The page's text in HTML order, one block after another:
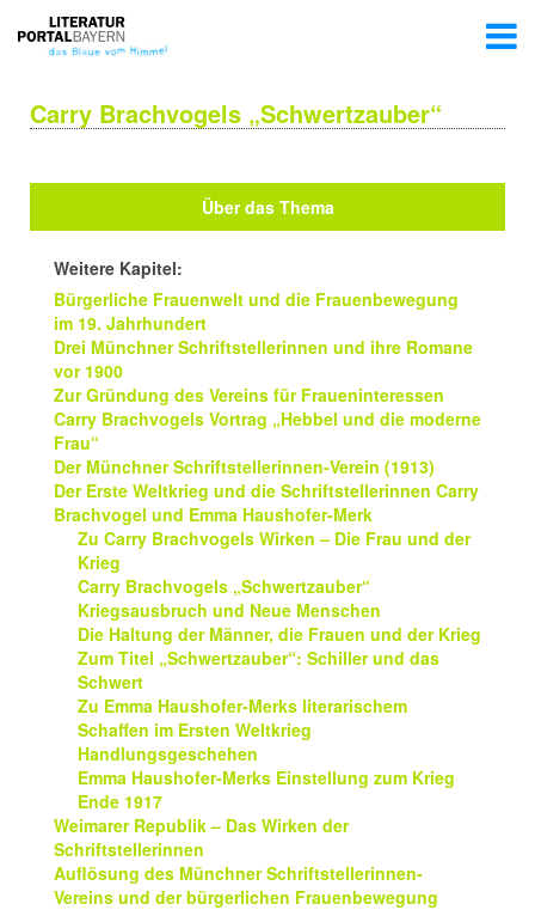
Carry Brachvogels „Schwertzauber“
Über das Thema
Weitere Kapitel:
Bürgerliche Frauenwelt und die Frauenbewegung
im 19. Jahrhundert
Drei Münchner Schriftstellerinnen und ihre Romane
vor 1900
Zur Gründung des Vereins für Fraueninteressen
Carry Brachvogels Vortrag „Hebbel und die moderne
Frau“
Der Münchner Schriftstellerinnen-Verein (1913)
Der Erste Weltkrieg und die Schriftstellerinnen Carry
Brachvogel und Emma Haushofer-Merk
Zu Carry Brachvogels Wirken – Die Frau und der
Krieg
Carry Brachvogels „Schwertzauber“
Kriegsausbruch und Neue Menschen
Die Haltung der Männer, die Frauen und der Krieg
Zum Titel „Schwertzauber“: Schiller und das
Schwert
Zu Emma Haushofer-Merks literarischem
Schaffen im Ersten Weltkrieg
Handlungsgeschehen
Emma Haushofer-Merks Einstellung zum Krieg
Ende 1917
Weimarer Republik – Das Wirken der
Schriftstellerinnen
Auflösung des Münchner Schriftstellerinnen-
Vereins und der bürgerlichen Frauenbewegung